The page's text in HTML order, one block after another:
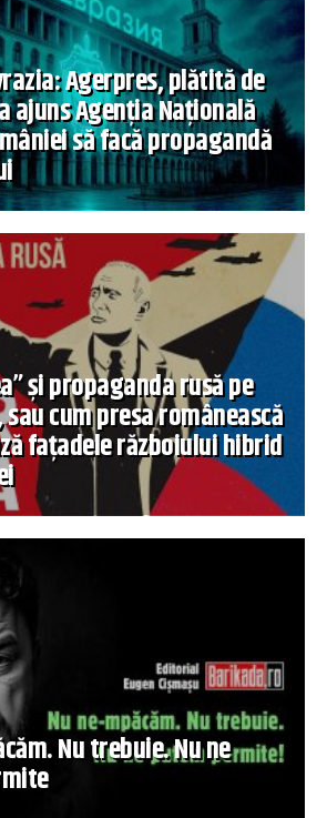
Agerpres, plătită de
ajuns Agenția Națională
să facă propagandă
și propaganda rusă pe
cum presa românească
fațadele războiului hibrid
Nu trebuie. Nu ne